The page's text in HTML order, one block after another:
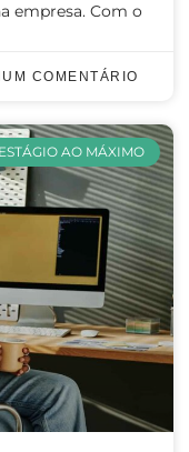
empresa. Com o
COMENTÁRIO
AO MÁXIMO